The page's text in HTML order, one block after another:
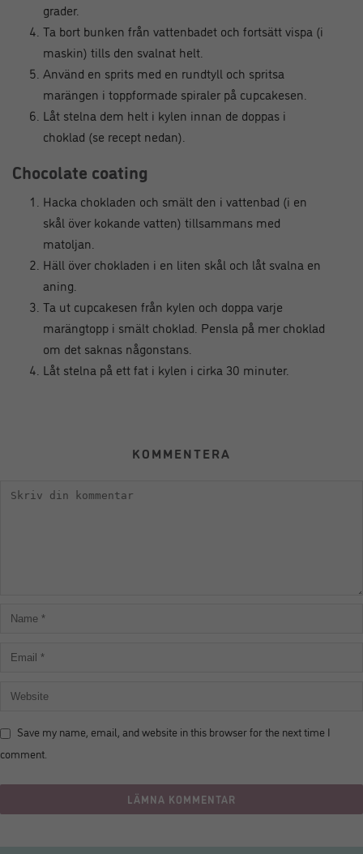
grader.
Ta bort bunken från vattenbadet och fortsätt vispa (i
maskin) tills den svalnat helt.
Använd en sprits med en rundtyll och spritsa
marängen i toppformade spiraler på cupcakesen.
Låt stelna dem helt i kylen innan de doppas i
choklad (se recept nedan).
Chocolate coating
Hacka chokladen och smält den i vattenbad (i en
skål över kokande vatten) tillsammans med
matoljan.
Häll över chokladen i en liten skål och låt svalna en
aning.
Ta ut cupcakesen från kylen och doppa varje
marängtopp i smält choklad. Pensla på mer choklad
om det saknas någonstans.
Låt stelna på ett fat i kylen i cirka 30 minuter.
KOMMENTERA
Save my name, email, and website in this browser for the next time I
comment.